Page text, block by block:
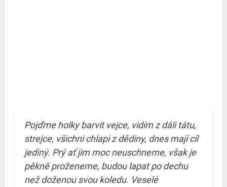
Pojďme holky barvit vejce, vidím z dáli tátu,
strejce, všichni chlapi z dědiny, dnes mají cíl
jediný. Prý ať jim moc neuschneme, však je
pěkně proženeme, budou lapat po dechu
než doženou svou koledu. Veselé